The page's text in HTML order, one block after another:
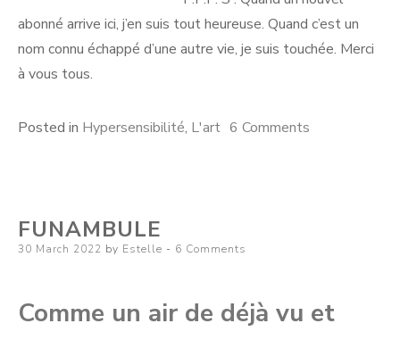
abonné arrive ici, j’en suis tout heureuse. Quand c’est un
nom connu échappé d’une autre vie, je suis touchée. Merci
à vous tous.
Posted in Hypersensibilité, L'art 6 Comments
FUNAMBULE
Posted
30 March 2022 by Estelle 6 Comments
Comme un air de déjà vu et